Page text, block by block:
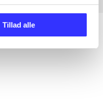
Tillad alle